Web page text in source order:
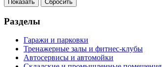
Разделы
Гаражи и парковки
Тренажерные залы и фитнес-клубы
Автосервисы и автомойки